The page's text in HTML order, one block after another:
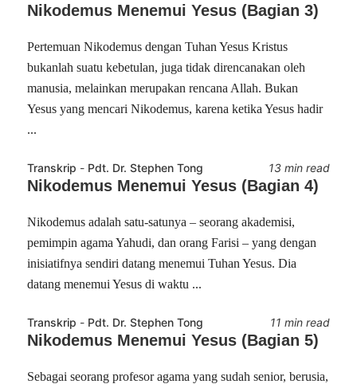
Nikodemus Menemui Yesus (Bagian 3)
Pertemuan Nikodemus dengan Tuhan Yesus Kristus
bukanlah suatu kebetulan, juga tidak direncanakan oleh
manusia, melainkan merupakan rencana Allah. Bukan
Yesus yang mencari Nikodemus, karena ketika Yesus hadir
...
Transkrip - Pdt. Dr. Stephen Tong 13 min read
Nikodemus Menemui Yesus (Bagian 4)
Nikodemus adalah satu-satunya – seorang akademisi,
pemimpin agama Yahudi, dan orang Farisi – yang dengan
inisiatifnya sendiri datang menemui Tuhan Yesus. Dia
datang menemui Yesus di waktu ...
Transkrip - Pdt. Dr. Stephen Tong 11 min read
Nikodemus Menemui Yesus (Bagian 5)
Sebagai seorang profesor agama yang sudah senior, berusia,